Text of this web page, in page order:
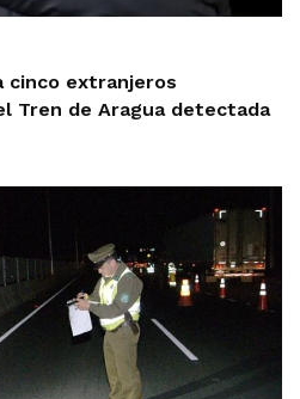
cinco extranjeros
Tren de Aragua detectada